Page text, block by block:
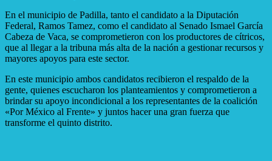
En el municipio de Padilla, tanto el candidato a la Diputación
Federal, Ramos Tamez, como el candidato al Senado Ismael García
Cabeza de Vaca, se comprometieron con los productores de cítricos,
que al llegar a la tribuna más alta de la nación a gestionar recursos y
mayores apoyos para este sector.
En este municipio ambos candidatos recibieron el respaldo de la
gente, quienes escucharon los planteamientos y comprometieron a
brindar su apoyo incondicional a los representantes de la coalición
«Por México al Frente» y juntos hacer una gran fuerza que
transforme el quinto distrito.